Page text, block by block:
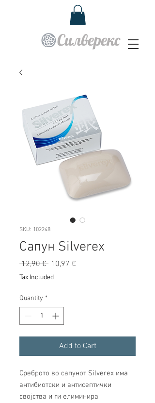
Силверекс
SKU: 102248
Сапун Silverex
12,90 € Regular
Price
10,97 €
Tax Included
Quantity *
Add to Cart
Среброто во сапунот Silverex има
антибиотски и антисептички
својства и ги елиминира